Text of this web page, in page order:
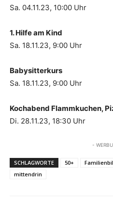
Sa. 04.11.23, 10:00 Uhr
1. Hilfe am Kind
Sa. 18.11.23, 9:00 Uhr
Babysitterkurs
Sa. 18.11.23, 9:00 Uhr
Kochabend Flammkuchen,
Di. 28.11.23, 18:30 Uhr
-
SCHLAGWORTE 50+
mittendrin